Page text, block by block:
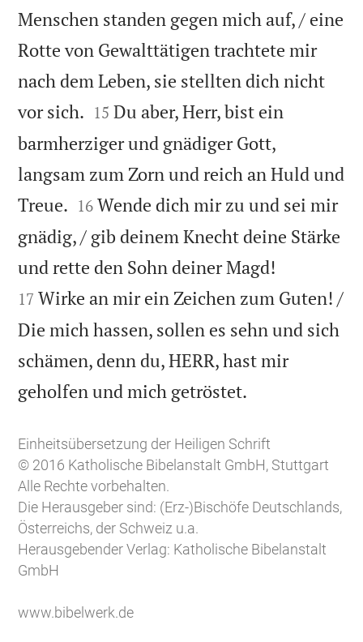
Menschen standen gegen mich auf, / eine
Rotte von Gewalttätigen trachtete mir
nach dem Leben, sie stellten dich nicht
vor sich. 

15 Du aber, Herr, bist ein
barmherziger und gnädiger Gott,
langsam zum Zorn und reich an Huld und
Treue. 

16 Wende dich mir zu und sei mir
gnädig, / gib deinem Knecht deine Stärke
und rette den Sohn deiner Magd!
17 Wirke an mir ein Zeichen zum Guten! /
Die mich hassen, sollen es sehn und sich
schämen, denn du, HERR, hast mir
geholfen und mich getröstet.
Einheitsübersetzung der Heiligen Schrift
© 2016 Katholische Bibelanstalt GmbH, Stuttgart
Alle Rechte vorbehalten.
Die Herausgeber sind: (Erz-)Bischöfe Deutschlands,
Österreichs, der Schweiz u.a.
Herausgebender Verlag: Katholische Bibelanstalt
GmbH
www.bibelwerk.de